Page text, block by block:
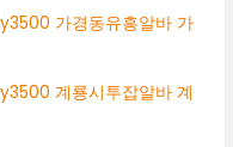
가경동유흥알바 가
계룡시투잡알바 계